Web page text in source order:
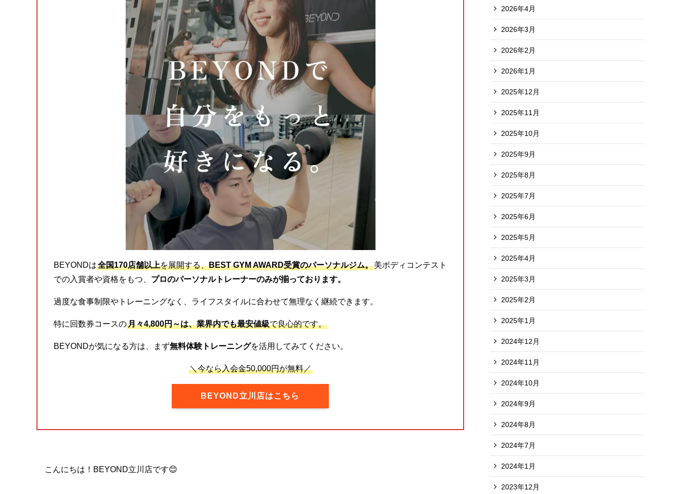
BEYONDは全国170店舗以上を展開する、BEST GYM AWARD受賞のパーソナルジム。美ボディコンテスト
での入賞者や資格をもつ、 プロのパーソナルトレーナーのみが揃っております。
過度な食事制限やトレーニングなく、ライフスタイルに合わせて無理なく継続できます。
特に回数券コースの月々4,800円～は、業界内でも最安値級で良心的です。
BEYONDが気になる方は、まず無料体験トレーニングを活用してみてください。
＼今なら入会金50,000円が無料／
BEYOND立川店はこちら
こんにちは！BEYOND立川店です😊
2026年4月
2026年3月
2026年2月
2026年1月
2025年12月
2025年11月
2025年10月
2025年9月
2025年8月
2025年7月
2025年6月
2025年5月
2025年4月
2025年3月
2025年2月
2025年1月
2024年12月
2024年11月
2024年10月
2024年9月
2024年8月
2024年7月
2024年1月
2023年12月